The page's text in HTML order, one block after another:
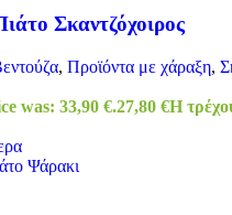
Σκαντζόχοιρος
, Προϊόντα με χάραξη,
was: 33,90 €.27,80 €Η